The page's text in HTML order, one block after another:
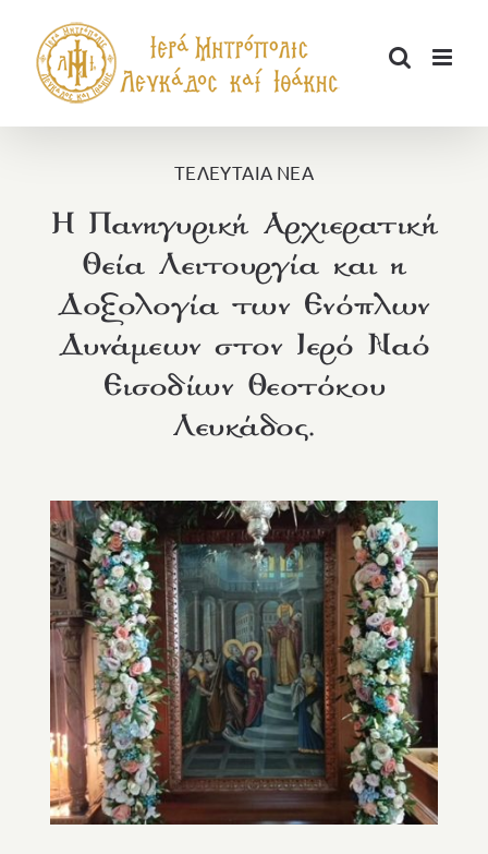
περιεχόμενο
ΤΕΛΕΥΤΑΙΑ ΝΕΑ
Η Πανηγυρική Αρχιερατική
Θεία Λειτουργία και η
Δοξολογία των Ενόπλων
Δυνάμεων στον Ιερό Ναό
Εισοδίων Θεοτόκου
Λευκάδος.